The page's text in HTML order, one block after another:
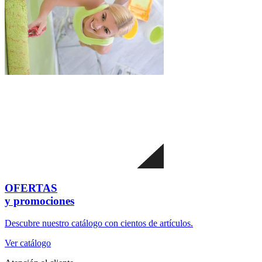
OFERTAS
y promociones
Descubre nuestro catálogo con cientos de artículos.
Ver catálogo